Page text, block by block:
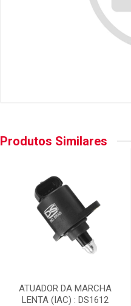
Produtos Similares
ATUADOR DA MARCHA
LENTA (IAC) : DS1612